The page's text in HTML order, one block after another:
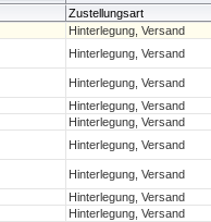
Zustellungsart
Hinterlegung, Versand
Hinterlegung, Versand
Hinterlegung, Versand
Hinterlegung, Versand
Hinterlegung, Versand
Hinterlegung, Versand
Hinterlegung, Versand
Hinterlegung, Versand
Hinterlegung, Versand